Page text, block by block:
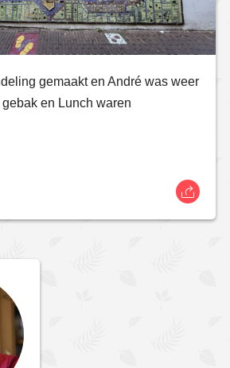
gemaakt en André was weer
en Lunch waren